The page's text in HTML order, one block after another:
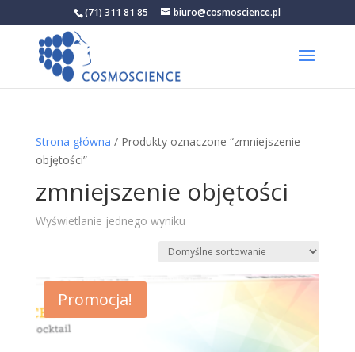
(71) 311 81 85 biuro@cosmoscience.pl
Strona główna / Produkty oznaczone “zmniejszenie
objętości”
zmniejszenie objętości
Wyświetlanie jednego wyniku
Promocja!